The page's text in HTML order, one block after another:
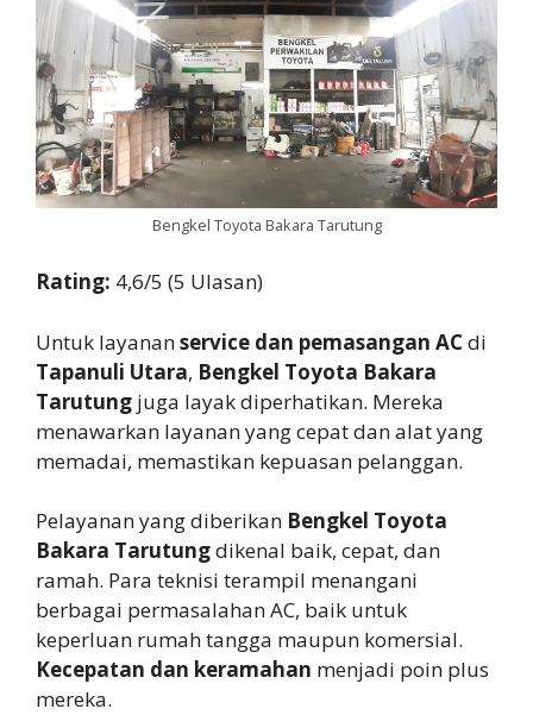
Bengkel Toyota Bakara Tarutung
Rating: 4,6/5 (5 Ulasan)
Untuk layananservice dan pemasangan ACdi
Tapanuli Utara, Bengkel Toyota Bakara
Tarutung juga layak diperhatikan. Mereka
menawarkan layanan yang cepat dan alat yang
memadai, memastikan kepuasan pelanggan.
Pelayanan yang diberikan Bengkel Toyota
Bakara Tarutungdikenal baik, cepat, dan
ramah. Para teknisi terampil menangani
berbagai permasalahan AC, baik untuk
keperluan rumah tangga maupun komersial.
Kecepatan dan keramahan menjadi poin plus
mereka.